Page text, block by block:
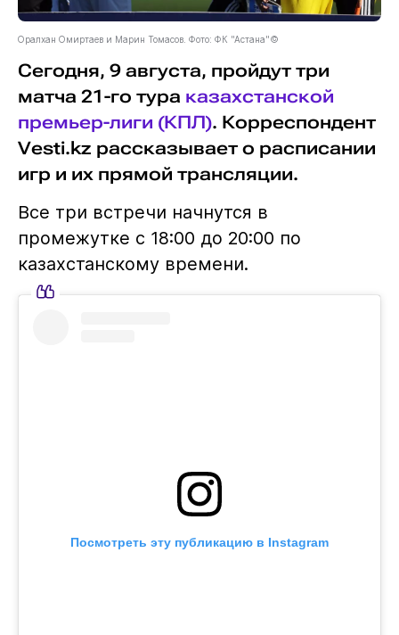
Оралхан Омиртаев и Марин Томасов. Фото: ФК "Астана"©
Сегодня, 9 августа, пройдут три
матча 21-го тура казахстанской
премьер-лиги (КПЛ). Корреспондент
Vesti.kz рассказывает о расписании
игр и их прямой трансляции.
Все три встречи начнутся в
промежутке с 18:00 до 20:00 по
казахстанскому времени.
Посмотреть эту публикацию в Instagram